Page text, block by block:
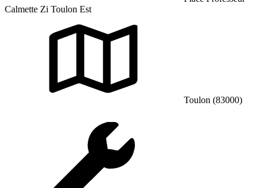
Calmette Zi Toulon Est
Toulon (83000)